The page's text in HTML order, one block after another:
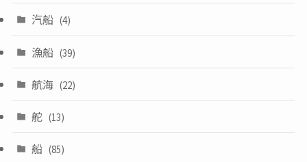
汽船 (4)
漁船 (39)
航海 (22)
舵 (13)
船 (85)